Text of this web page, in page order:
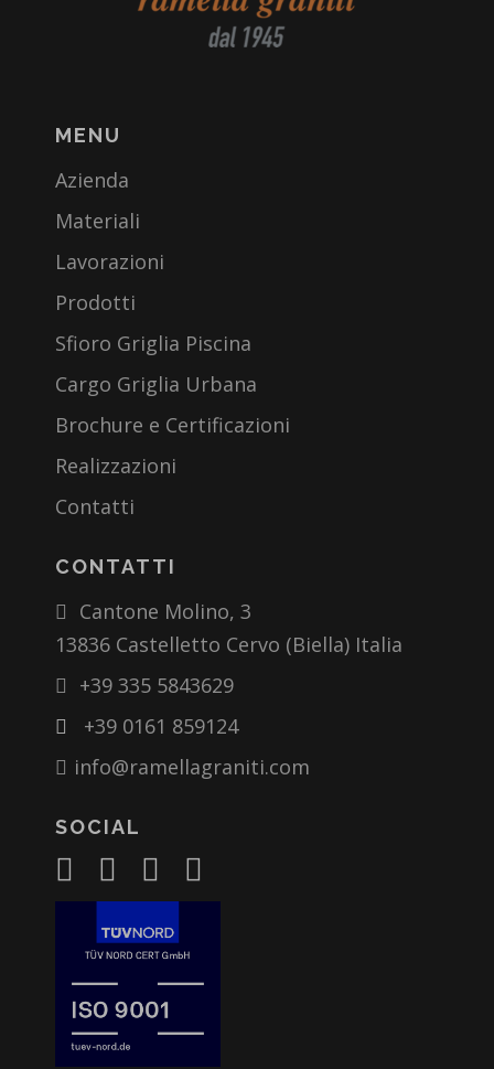
MENU
Azienda
Materiali
Lavorazioni
Prodotti
Sfioro Griglia Piscina
Cargo Griglia Urbana
Brochure e Certificazioni
Realizzazioni
Contatti
CONTATTI
Cantone Molino, 3
13836 Castelletto Cervo (Biella) Italia
+39 335 5843629
+39 0161 859124
info@ramellagraniti.com
SOCIAL